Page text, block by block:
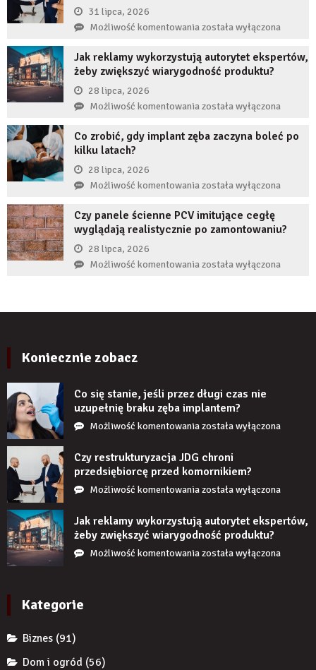
długi
uzupełnię
implantem?
31 lipca, 2026
Możliwość komentowaniaCzy
JDG
chroni
przed
komornikiem?
została wyłączona
Jak reklamy wykorzystują autorytet ekspertów,
żeby zwiększyć wiarygodność produktu?
28 lipca, 2026
Możliwość komentowaniaJak
wykorzystują
żeby
zwiększyć
wiarygodność
produktu?
została wyłączona
Co zrobić, gdy implant zęba zaczyna boleć po
kilku latach?
28 lipca, 2026
Możliwość komentowaniaCo
gdy
implant
zaczyna
została wyłączona
Czy panele ścienne PCV imitujące cegłę
wyglądają realistycznie po zamontowaniu?
28 lipca, 2026
Możliwość komentowaniaCzy
zamontowaniu?
została wyłączona
Koniecznie zobacz
Co się stanie, jeśli przez długi czas nie
uzupełnię braku zęba implantem?
Możliwość komentowaniaCo
stanie,
jeśli
przez
czas
nie
uzupełnię
braku
została wyłączona
Czy restrukturyzacja JDG chroni
przedsiębiorcę przed komornikiem?
Możliwość komentowaniaCzy
JDG
chroni
przedsiębiorcę
została wyłączona
Jak reklamy wykorzystują autorytet ekspertów,
żeby zwiększyć wiarygodność produktu?
Możliwość komentowaniaJak
została wyłączona
Kategorie
Biznes (91)
Dom i ogród (56)